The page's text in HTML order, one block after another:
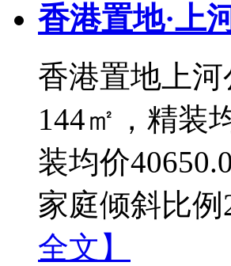
香港置地·上
香港置地上
144㎡，精装
装均价
家庭倾斜比例
全文】